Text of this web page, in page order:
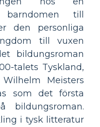
till
den personliga
till vuxen
bildungsroman
talets Tyskland,
Meisters
som det första
bildungsroman.
i tysk litteratur